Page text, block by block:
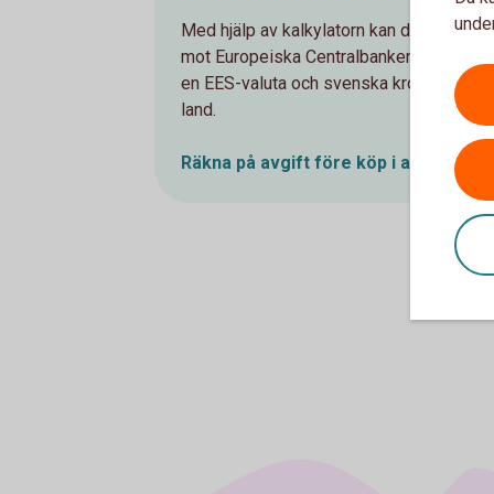
Med hjälp av kalkylatorn kan du jämföra
mot Europeiska Centralbankens (ECB)
en EES-valuta och svenska kronor när
land.
Räkna på avgift före köp i annan EES-